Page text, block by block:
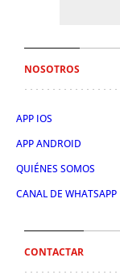
NOSOTROS
APP IOS
APP ANDROID
QUIÉNES SOMOS
CANAL DE WHATSAPP
CONTACTAR